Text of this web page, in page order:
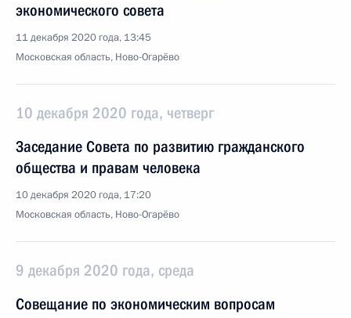
экономического совета
11 декабря 2020 года, 13:45
Московская область, Ново-Огарёво
10 декабря 2020 года, четверг
Заседание Совета по развитию гражданского
общества и правам человека
10 декабря 2020 года, 17:20
Московская область, Ново-Огарёво
9 декабря 2020 года, среда
Совещание по экономическим вопросам